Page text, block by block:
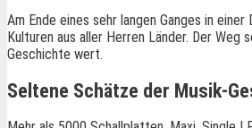
Am Ende eines sehr langen Ganges in
Kulturen aus aller Herren Länder. Der
Geschichte wert.
Seltene Schätze der Musik-